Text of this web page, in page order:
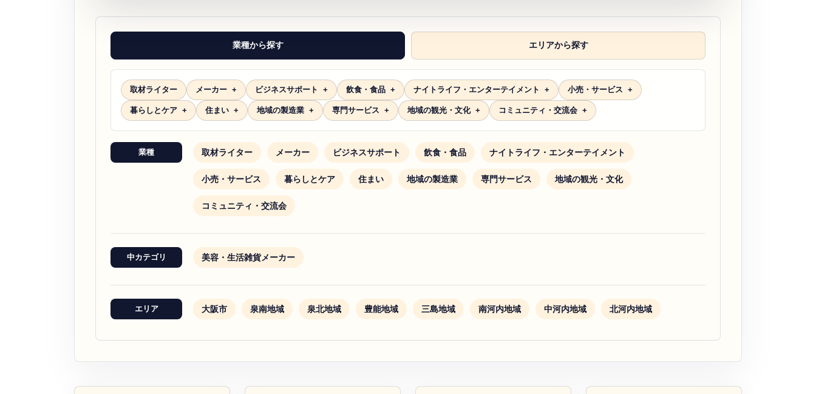
業種から探す エリアから探す
取材ライター メーカー ビジネスサポート 飲食・食品 ナイトライフ・エンターテイメント 小売・サービス
暮らしとケア 住まい 地域の製造業 専門サービス 地域の観光・文化 コミュニティ・交流会
業種 取材ライター メーカー ビジネスサポート 飲食・食品 ナイトライフ・エンターテイメント
小売・サービス 暮らしとケア 住まい 地域の製造業 専門サービス 地域の観光・文化
コミュニティ・交流会
中カテゴリ 美容・生活雑貨メーカー
エリア 大阪市 泉南地域 泉北地域 豊能地域 三島地域 南河内地域 中河内地域 北河内地域